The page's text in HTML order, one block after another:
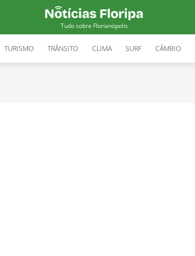
Tudo sobre Florianópolis
TURISMO TRÂNSITO CLIMA SURF CÂMBIO